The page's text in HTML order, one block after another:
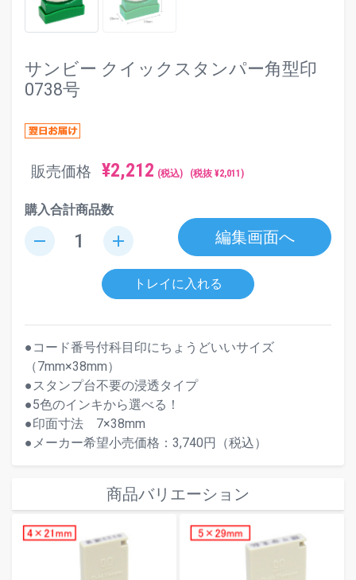
サンビー クイックスタンパー角型印
0738号
販売価格 ¥2,212 (税込) (税抜 ¥2,011)
購入合計商品数
remove add 編集画面へ
トレイに入れる
●コード番号付科目印にちょうどいいサイズ
（7mm×38mm）
●スタンプ台不要の浸透タイプ
●5色のインキから選べる！
●印面寸法 7×38mm
●メーカー希望小売価格：3,740円（税込）
商品バリエーション